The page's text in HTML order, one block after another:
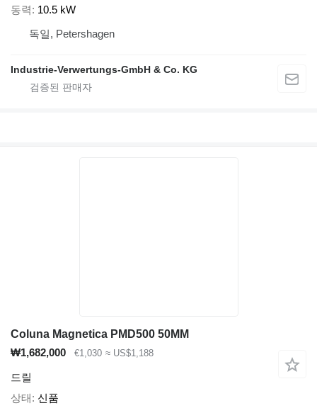
동력
10.5 kW
독일, Petershagen
Industrie-Verwertungs-GmbH & Co. KG
Coluna Magnetica PMD500 50MM
₩1,682,000
€1,030 ≈ US$1,188
드릴
상태
신품